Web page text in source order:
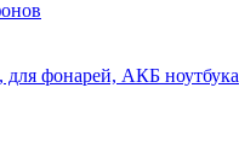
фонарей, АКБ ноутбука